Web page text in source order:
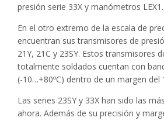
presión serie 33X y manómetros LEX1.
En el otro extremo de la escala de
encuentran sus transmisores de
21Y, 21C y 23SY. Estos transmisores
totalmente soldados cuentan con
(-10…+80ºC) dentro de un margen del
Las series 23SY y 33X han sido las
ahora. Además de su precisión y